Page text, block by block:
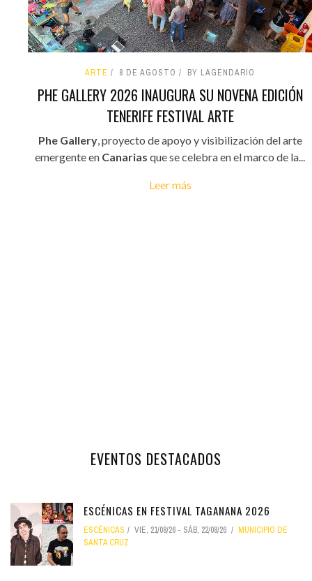
ARTE 8 DE AGOSTO BY LAGENDARIO
PHE GALLERY 2026 INAUGURA SU NOVENA EDICIÓN
TENERIFE FESTIVAL ARTE
Phe Gallery, proyecto de apoyo y visibilización del arte
emergente en Canarias que se celebra en el marco de la...
Leer más
EVENTOS DESTACADOS
ESCÉNICAS EN FESTIVAL TAGANANA 2026
ESCÉNICAS VIE, 21/08/26 - SÁB, 22/08/26
MUNICIPIO DE
SANTA CRUZ